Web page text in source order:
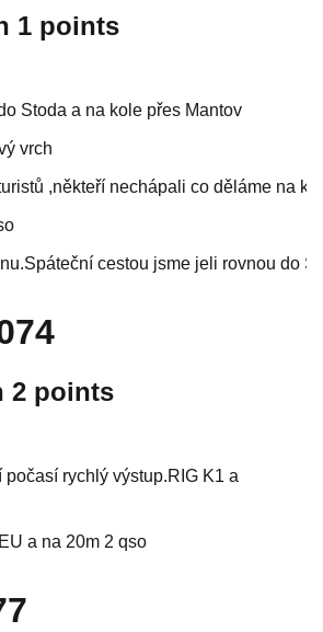
1 points
Stoda a na kole přes Mantov
vrch
,někteří nechápali co děláme na
cestou jsme jeli rovnou do
2 points
počasí rychlý výstup.RIG K1 a
a na 20m 2 qso